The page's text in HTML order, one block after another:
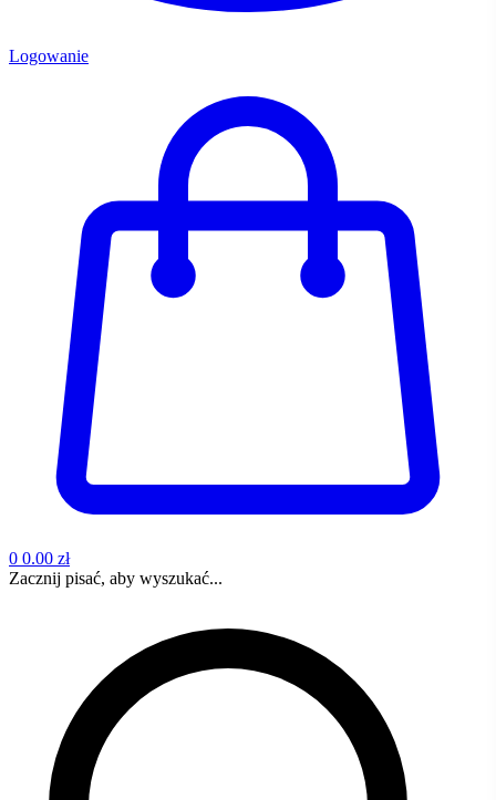
Logowanie
0 0.00 zł
Zacznij pisać, aby wyszukać...